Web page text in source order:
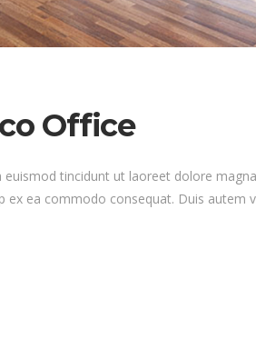
Office
tincidunt ut laoreet dolore
ea commodo consequat. Duis autem